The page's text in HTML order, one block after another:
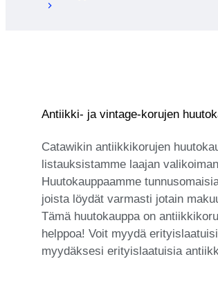
Antiikki- ja vintage-korujen
Catawikin antiikkikorujen
listauksistamme laajan
Huutokauppaamme
joista löydät varmasti jotain
Tämä huutokauppa on
helppoa! Voit myydä
myydäksesi erityislaatuisia